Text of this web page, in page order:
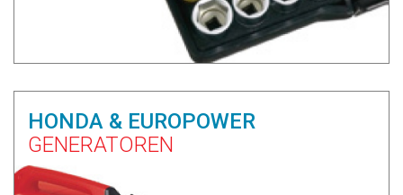
HONDA & EUROPOWER
GENERATOREN